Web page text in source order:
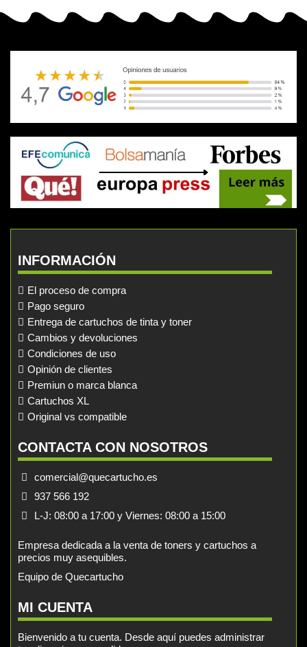
INFORMACIÓN
El proceso de compra
Pago seguro
Entrega de cartuchos de tinta y toner
Cambios y devoluciones
Condiciones de uso
Opinión de clientes
Premiun o marca blanca
Cartuchos XL
Original vs compatible
CONTACTA CON NOSOTROS
comercial@quecartucho.es
937 566 192
L-J: 08:00 a 17:00 y Viernes: 08:00 a 15:00
Empresa dedicada a la venta de toners y cartuchos a
precios muy asequibles.
Equipo de Quecartucho
MI CUENTA
Bienvenido a tu cuenta. Desde aquí puedes administrar